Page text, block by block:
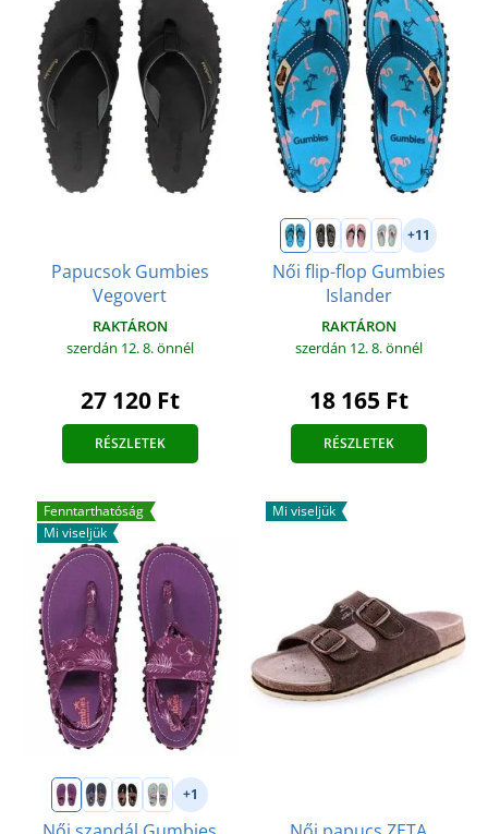
Papucsok Gumbies
Vegovert
RAKTÁRON
szerdán 12. 8.önnél
27 120 Ft
RÉSZLETEK
+11
Női flip-flop Gumbies
Islander
RAKTÁRON
szerdán 12. 8.önnél
18 165 Ft
RÉSZLETEK
Fenntarthatóság
Mi viseljük
+1
Mi viseljük